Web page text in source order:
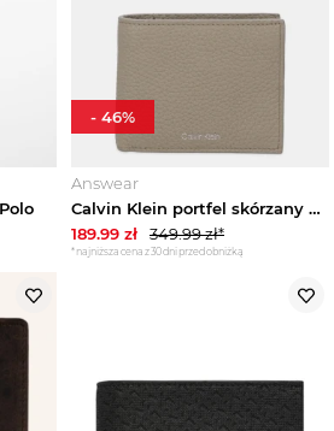
Answear
Calvin Klein portfel skórzany brązowy
189.99 zł 349.99zł*
*najniższa cena z 30 dni przed obniżką
- 46%